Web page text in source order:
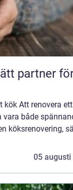
partner
kök Att renovera
vara både
köksrenovering,
05 augusti